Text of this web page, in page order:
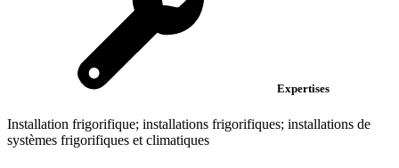
Expertises
Installation frigorifique; installations frigorifiques; installations de
systèmes frigorifiques et climatiques